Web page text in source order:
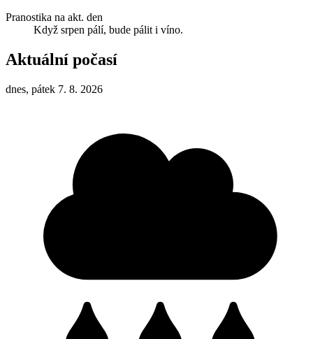
Pranostika na akt. den
Když srpen pálí, bude pálit i víno.
Aktuální počasí
dnes, pátek 7. 8. 2026